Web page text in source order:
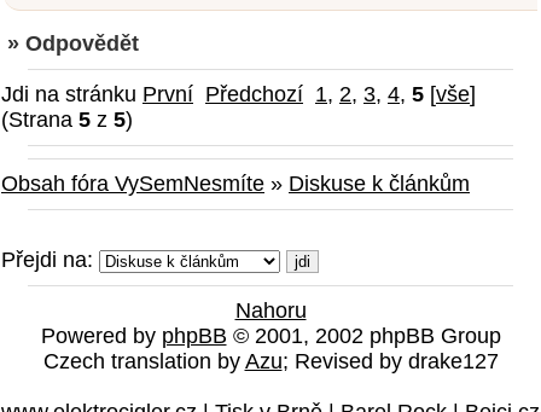
» Odpovědět
Jdi na stránku První Předchozí 1, 2, 3, 4, 5 [vše]
(Strana 5 z 5)
Obsah fóra VySemNesmíte » Diskuse k článkům
Přejdi na:
Nahoru
Powered by phpBB © 2001, 2002 phpBB Group
Czech translation by Azu; Revised by drake127